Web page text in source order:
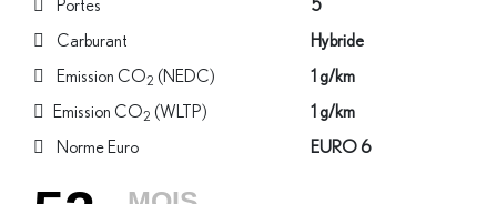
Portes
5
Carburant
Hybride
Emission CO2 (NEDC)
1 g/km
Emission CO2 (WLTP)
1 g/km
Norme Euro
EURO 6